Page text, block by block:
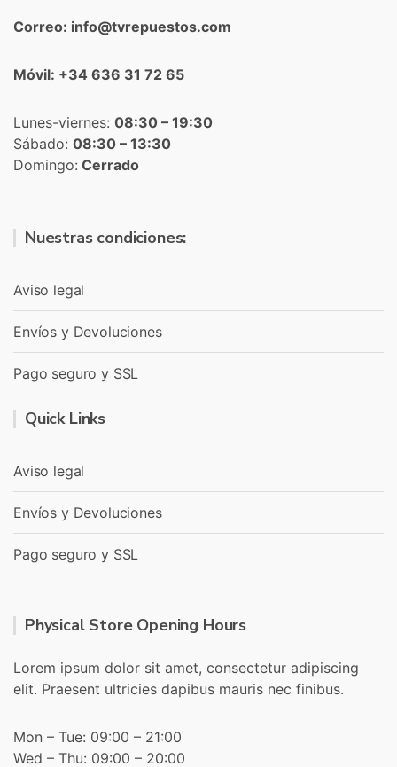
Correo: info@tvrepuestos.com
Móvil: +34 636 31 72 65
Lunes-viernes: 08:30 – 19:30
Sábado: 08:30 – 13:30
Domingo: Cerrado
Nuestras condiciones:
Aviso legal
Envíos y Devoluciones
Pago seguro y SSL
Quick Links
Aviso legal
Envíos y Devoluciones
Pago seguro y SSL
Physical Store Opening Hours
Lorem ipsum dolor sit amet, consectetur adipiscing
elit. Praesent ultricies dapibus mauris nec finibus.
Mon – Tue: 09:00 – 21:00
Wed – Thu: 09:00 – 20:00